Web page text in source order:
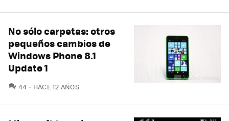
No sólo carpetas: otros
pequeños cambios de
Windows Phone 8.1
Update 1
44 COMENTARIOS
HACE 12 AÑOS